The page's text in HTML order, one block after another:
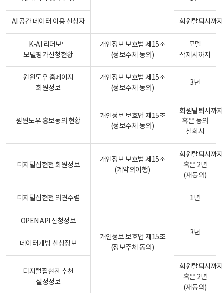
AI 공간 데이터 이용 신청자 회원탈퇴시까
K-AI 리더보드
모델평가신청현황
개인정보 보호법 제15조
(정보주체 동의)
모델
삭제시까지
원윈도우 홈페이지
회원정보
개인정보 보호법 제15조
(정보주체 동의)
3년
원윈도우 홍보동의 현황
개인정보 보호법 제15조
(정보주체 동의)
회원탈퇴시까
혹은 동의
철회시
디지털집현전 회원정보
개인정보 보호법 제15조
(계약의이행)
회원탈퇴시까
혹은 2년
(재동의)
디지털집현전 의견수렴
개인정보 보호법 제15조
(정보주체 동의)
1년
OPEN API 신청정보
3년
데이터개방 신청정보
디지털집현전 추천
설정정보
회원탈퇴시까
혹은 2년
(재동의)